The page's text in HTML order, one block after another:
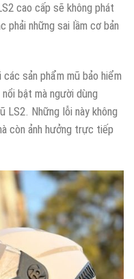
cao cấp sẽ không phát
phải những sai lầm cơ bản
các sản phẩm mũ bảo hiểm
bật mà người dùng
LS2. Những lỗi này không
còn ảnh hưởng trực tiếp